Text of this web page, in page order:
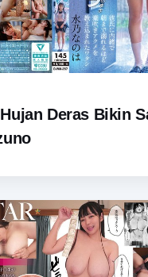
Deras Bikin